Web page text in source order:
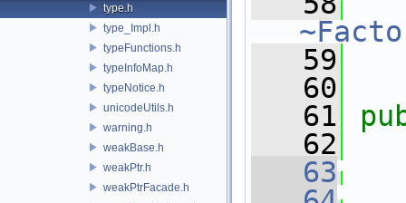
type.h
type_Impl.h
typeFunctions.h
typeInfoMap.h
typeNotice.h
unicodeUtils.h
warning.h
weakBase.h
weakPtr.h
weakPtrFacade.h
   59
   60
   61
   62
   63